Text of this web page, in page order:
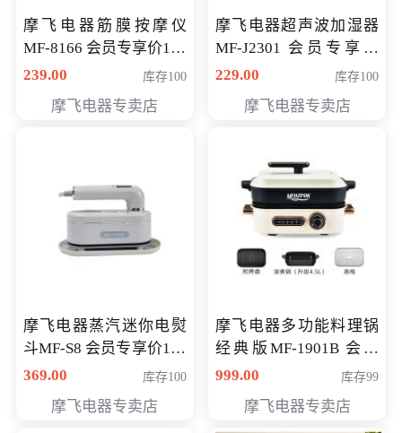
摩飞电器筋膜按摩仪
MF-8166 会员专享价168
元
239.00 库存100
摩飞电器专卖店
摩飞电器超声波加湿器
MF-J2301 会员专享价
168元
229.00 库存100
摩飞电器专卖店
摩飞电器蒸汽迷你电熨
斗MF-S8 会员专享价168
元
369.00 库存100
摩飞电器专卖店
摩飞电器多功能料理锅
经典版MF-1901B 会员
专享价399元
999.00 库存99
摩飞电器专卖店